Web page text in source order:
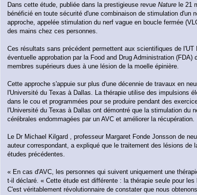
Dans cette étude, publiée dans la prestigieuse revue Naturele 21
bénéficié en toute sécurité d'une combinaison de stimulation d'un
approche, appelée stimulation du nerf vague en boucle fermée
des mains chez ces personnes.
Ces résultats sans précédent permettent aux scientifiques de
éventuelle approbation par la Food and Drug Administration
membres supérieurs dues à une lésion de la moelle épinière.
Cette approche s'appuie sur plus d'une décennie de travaux en
l'Université du Texas à Dallas. La thérapie utilise des impulsions
dans le cou et programmées pour se produire pendant des
l'Université du Texas à Dallas ont démontré que la stimulation du
cérébrales endommagées par un AVC et améliorer la récupération.
Le Dr Michael Kilgard , professeur Margaret Fonde Jonsson de
auteur correspondant, a expliqué que le traitement des lésions
études précédentes.
« En cas d'AVC, les personnes qui suivent uniquement une
t-il déclaré. « Cette étude est différente : la thérapie seule pour
C'est véritablement révolutionnaire de constater que nous